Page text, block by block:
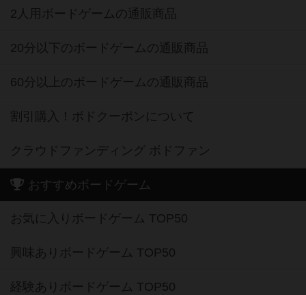
2人用ボードゲームの通販商品
20分以下のボードゲームの通販商品
60分以上のボードゲームの通販商品
割引購入！ボドクーポンについて
クラウドファンディング ボドファン
おすすめボードゲーム
お気に入りボードゲーム TOP50
興味ありボードゲーム TOP50
経験ありボードゲーム TOP50